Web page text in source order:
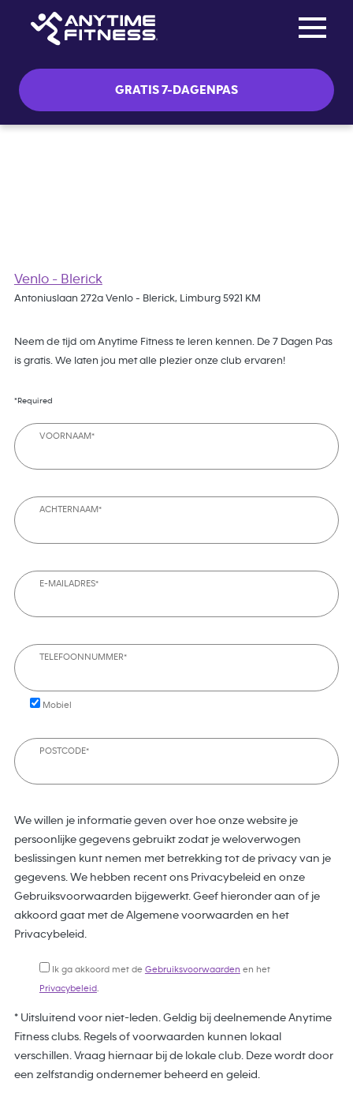
GRATIS 7-DAGENPAS
Venlo - Blerick
Antoniuslaan 272a Venlo - Blerick, Limburg 5921 KM
Neem de tijd om Anytime Fitness te leren kennen. De 7 Dagen Pas
is gratis. We laten jou met alle plezier onze club ervaren!
*Required
VOORNAAM*
ACHTERNAAM*
E-MAILADRES*
TELEFOONNUMMER*
Mobiel
POSTCODE*
We willen je informatie geven over hoe onze website je
persoonlijke gegevens gebruikt zodat je weloverwogen
beslissingen kunt nemen met betrekking tot de privacy van je
gegevens. We hebben recent ons Privacybeleid en onze
Gebruiksvoorwaarden bijgewerkt. Geef hieronder aan of je
akkoord gaat met de Algemene voorwaarden en het
Privacybeleid.
Ik ga akkoord met de Gebruiksvoorwaarden en het
Privacybeleid.
* Uitsluitend voor niet-leden. Geldig bij deelnemende Anytime
Fitness clubs. Regels of voorwaarden kunnen lokaal
verschillen. Vraag hiernaar bij de lokale club. Deze wordt door
een zelfstandig ondernemer beheerd en geleid.